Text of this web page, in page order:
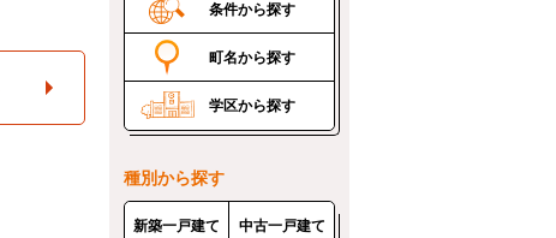
条件から探す
町名から探す
学区から探す
種別から探す
新築一戸建て 中古一戸建て